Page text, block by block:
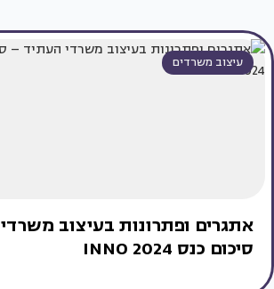
עיצוב משרדים
אתגרים ופתרונות בעיצוב
סיכום כנס INNO 2024